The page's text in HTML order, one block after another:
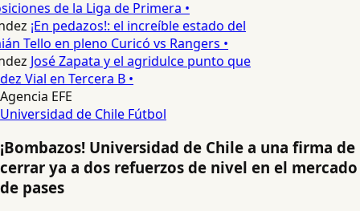
de la Liga de Primera •
¡En pedazos!: el increíble estado del
Tello en pleno Curicó vs Rangers •
José Zapata y el agridulce punto que
Vial en Tercera B •
Agencia EFE
Universidad de Chile Fútbol
¡Bombazos! Universidad de Chile a una firma de
cerrar ya a dos refuerzos de nivel en el mercado
de pases